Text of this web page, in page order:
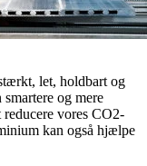
let, holdbart og
og mere
vores CO2-
kan også hjælpe